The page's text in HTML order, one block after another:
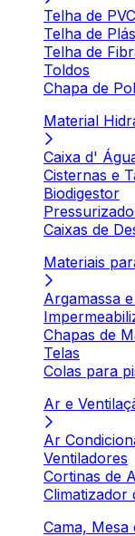
Telha de PVC
Telha de
Telha de
Toldos
Chapa de
Material
Caixa d'
Cisternas e
Biodigestor
Caixas de
Materiais
Argamassa
Chapas de
Telas
Colas para
Ar e
Ar
Ventiladores
Cortinas de
Climatizador
Cama, Mesa